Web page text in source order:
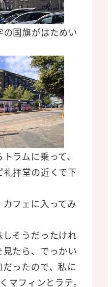
国旗がはためい
ラムに乗って、
拝堂の近くで下
フェに入ってみ
そうだったけれ
たら、でっかい
ったので、私に
マフィンとラテ。